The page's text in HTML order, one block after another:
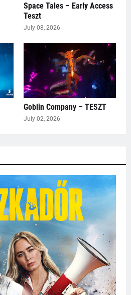
Space Tales – Early Access
Teszt
July 08, 2026
Goblin Company – TESZT
July 02, 2026